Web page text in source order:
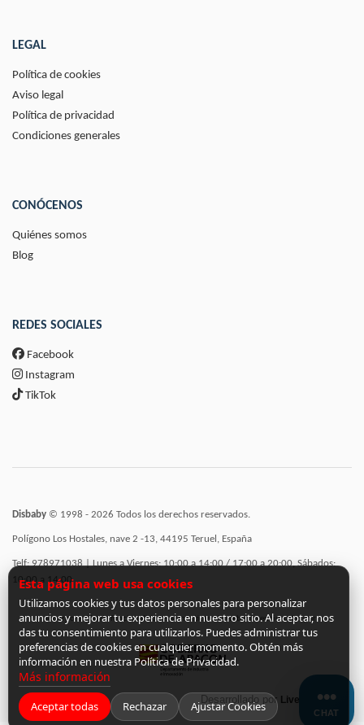
LEGAL
Política de cookies
Aviso legal
Política de privacidad
Condiciones generales
CONÓCENOS
Quiénes somos
Blog
REDES SOCIALES
Facebook
Instagram
TikTok
Disbaby © 1998 - 2026 Todos los derechos reservados.
Polígono Los Hostales, nave 2 -13, 44195 Teruel, España
Telf: 978971038 | Lunes a Viernes: 10:00 a 14:00 / 17:00 a 20:00, Sábados:
10:00 a 14:00
Incorporación de funcionalidades semánticas a la web subvencionadas por:
Desarrollado por LiveCommerce
Esta página web usa cookies
Utilizamos cookies y tus datos personales para personalizar
anuncios y mejorar tu experiencia en nuestro sitio. Al aceptar, nos
das tu consentimiento para utilizarlos. Puedes administrar tus
preferencias de cookies en cualquier momento. Obtén más
información en nuestra Política de Privacidad.
Más información
Aceptar todas Rechazar Ajustar Cookies